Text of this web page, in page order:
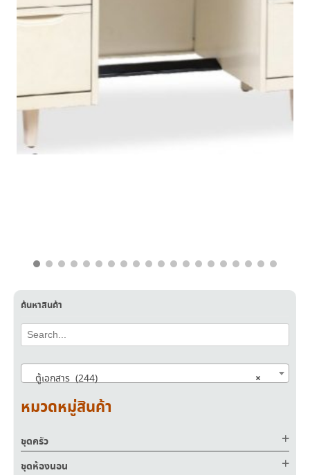
ค้นหาสินค้า
×
ตู้เอกสาร (244)
หมวดหมู่สินค้า
ชุดครัว
ชุดห้องนอน